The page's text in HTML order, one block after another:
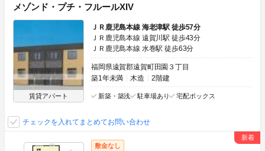
メゾンド・プチ・フルールXIV
賃貸アパート
ＪＲ鹿児島本線 海老津駅 徒歩57分
ＪＲ鹿児島本線 遠賀川駅 徒歩43分
ＪＲ鹿児島本線 水巻駅 徒歩63分
福岡県遠賀郡遠賀町田園３丁目
築1年未満
木造 2階建
新築・築浅 駐車場あり 宅配ボックス
チェックを入れてまとめてお問い合わせ
敷金なし